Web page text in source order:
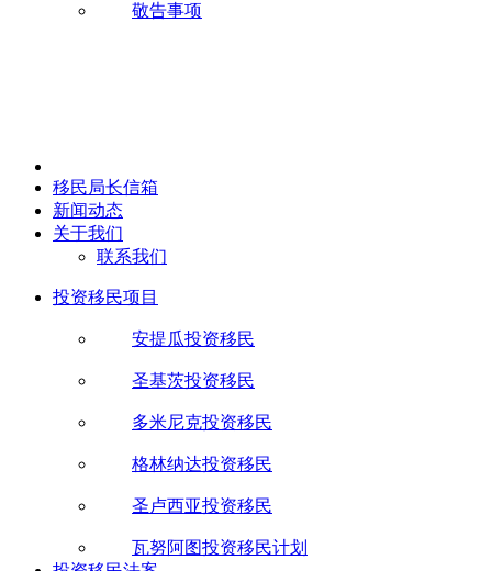
敬告事项
移民局长信箱
新闻动态
关于我们
联系我们
投资移民项目
安提瓜投资移民
圣基茨投资移民
多米尼克投资移民
格林纳达投资移民
圣卢西亚投资移民
瓦努阿图投资移民计划